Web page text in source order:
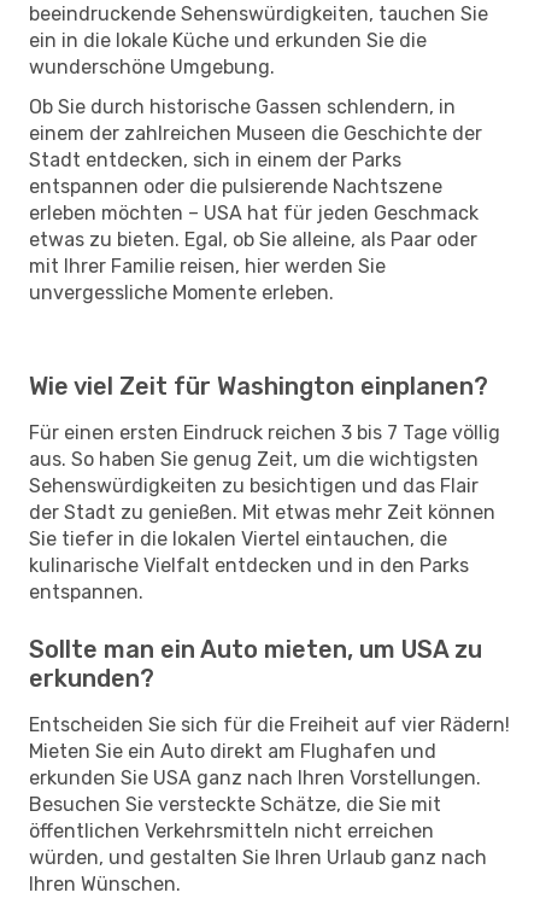
beeindruckende Sehenswürdigkeiten, tauchen Sie
ein in die lokale Küche und erkunden Sie die
wunderschöne Umgebung.
Ob Sie durch historische Gassen schlendern, in
einem der zahlreichen Museen die Geschichte der
Stadt entdecken, sich in einem der Parks
entspannen oder die pulsierende Nachtszene
erleben möchten – USA hat für jeden Geschmack
etwas zu bieten. Egal, ob Sie alleine, als Paar oder
mit Ihrer Familie reisen, hier werden Sie
unvergessliche Momente erleben.
Wie viel Zeit für Washington einplanen?
Für einen ersten Eindruck reichen 3 bis 7 Tage völlig
aus. So haben Sie genug Zeit, um die wichtigsten
Sehenswürdigkeiten zu besichtigen und das Flair
der Stadt zu genießen. Mit etwas mehr Zeit können
Sie tiefer in die lokalen Viertel eintauchen, die
kulinarische Vielfalt entdecken und in den Parks
entspannen.
Sollte man ein Auto mieten, um USA zu
erkunden?
Entscheiden Sie sich für die Freiheit auf vier Rädern!
Mieten Sie ein Auto direkt am Flughafen und
erkunden Sie USA ganz nach Ihren Vorstellungen.
Besuchen Sie versteckte Schätze, die Sie mit
öffentlichen Verkehrsmitteln nicht erreichen
würden, und gestalten Sie Ihren Urlaub ganz nach
Ihren Wünschen.